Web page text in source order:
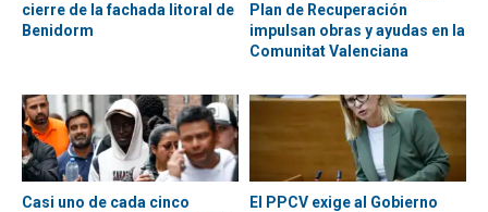
cierre de la fachada litoral de
Benidorm
Plan de Recuperación
impulsan obras y ayudas en la
Comunitat Valenciana
Casi uno de cada cinco
El PPCV exige al Gobierno